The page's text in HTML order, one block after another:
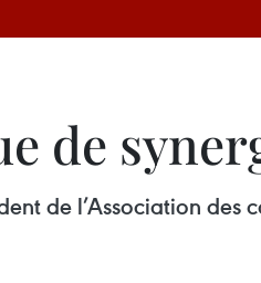
de
de l’Association des